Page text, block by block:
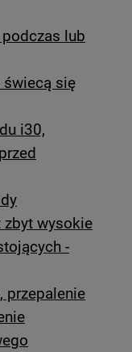
lub
świecą się
i30,
zbyt wysokie
-
przepalenie